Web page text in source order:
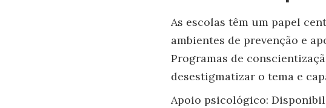
As escolas têm um papel
ambientes de prevenção e
Programas de
desestigmatizar o tema e
Apoio psicológico: